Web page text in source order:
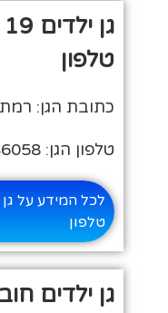
טלפון
כתובת הגן: רמת גן
טלפון הגן: 03-5746058
טלפון
גן ילדים